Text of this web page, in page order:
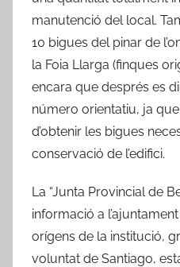
manutenció del local.
10 bigues del pinar de
la Foia Llarga (finques
encara que després es
número orientatiu, ja
d’obtenir les bigues
conservació de l’edifici.
La “Junta Provincial de
informació a
orígens de la institució,
voluntat de Santiago,